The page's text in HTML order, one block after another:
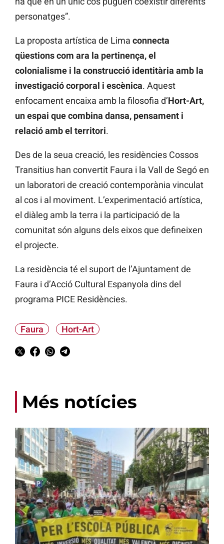
personatges”.
La proposta artística de Lima connecta
qüestions com ara la pertinença, el
colonialisme i la construcció identitària amb la
investigació corporal i escènica. Aquest
enfocament encaixa amb la filosofia d’Hort-Art,
un espai que combina dansa, pensament i
relació amb el territori.
Des de la seua creació, les residències Cossos
Transitius han convertit Faura i la Vall de Segó en
un laboratori de creació contemporània vinculat
al cos i al moviment. L’experimentació artística,
el diàleg amb la terra i la participació de la
comunitat són alguns dels eixos que defineixen
el projecte.
La residència té el suport de l’Ajuntament de
Faura i d’Acció Cultural Espanyola dins del
programa PICE Residències.
Faura Hort-Art
Més notícies